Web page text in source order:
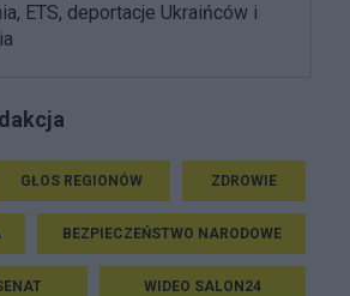
ETS, deportacje Ukraińców i
GŁOS REGIONÓW ZDROWIE
BEZPIECZEŃSTWO NARODOWE
WIDEO SALON24